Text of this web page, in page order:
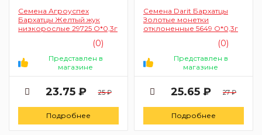
Семена Агроуспех
Бархатцы Желтый жук
низкорослые 29725 О*0,3г
(0)
Представлен в
магазине
23.75 ₽ 25 ₽
Подробнее
Семена Darit Бархатцы
Золотые монетки
отклоненные 5649 О*0,3г
(0)
Представлен в
магазине
25.65 ₽ 27 ₽
Подробнее